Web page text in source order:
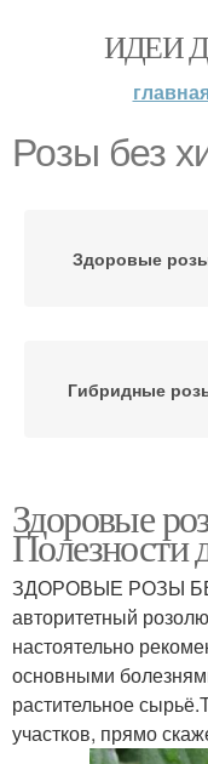
ИДЕИ
Розы без
Здоровые
Гибридные
Пятнистость на
Фунгицид для
Здоровые
Полезности
ЗДОРОВЫЕ РОЗЫ
авторитетный
настоятельно
основными
растительное
участков, прямо